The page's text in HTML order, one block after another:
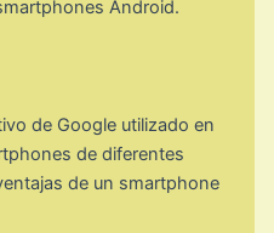
Android.
de Google utilizado en
de diferentes
de un smartphone